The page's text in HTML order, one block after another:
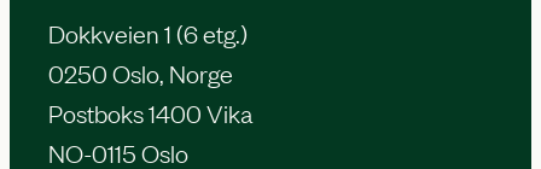
Dokkveien 1 (6 etg.)
0250 Oslo, Norge
Postboks 1400 Vika
NO-0115 Oslo